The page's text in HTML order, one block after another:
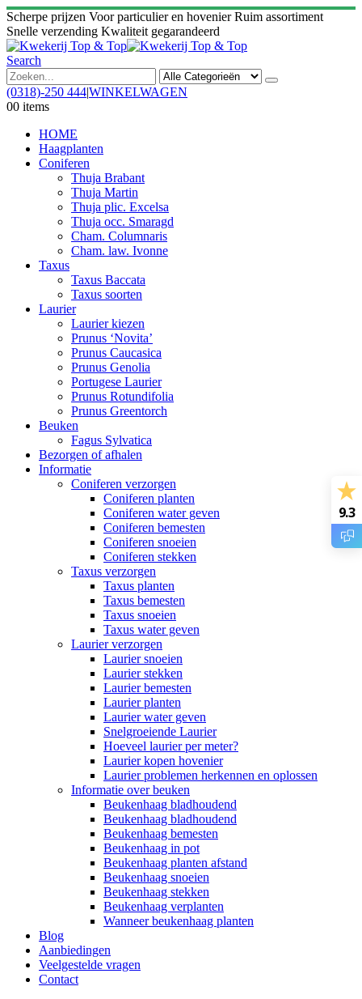
Scherpe prijzen Voor particulier en hovenierRuim assortiment
Snelle verzending Kwaliteit gegarandeerd
Search
(0318)-250 444|WINKELWAGEN
00 items
HOME
Haagplanten
Coniferen
Thuja Brabant
Thuja Martin
Thuja plic. Excelsa
Thuja occ. Smaragd
Cham. Columnaris
Cham. law. Ivonne
Taxus
Taxus Baccata
Taxus soorten
Laurier
Laurier kiezen
Prunus ‘Novita’
Prunus Caucasica
Prunus Genolia
Portugese Laurier
Prunus Rotundifolia
Prunus Greentorch
Beuken
Fagus Sylvatica
Bezorgen of afhalen
Informatie
Coniferen verzorgen
Coniferen planten
Coniferen water geven
Coniferen bemesten
Coniferen snoeien
Coniferen stekken
Taxus verzorgen
Taxus planten
Taxus bemesten
Taxus snoeien
Taxus water geven
Laurier verzorgen
Laurier snoeien
Laurier stekken
Laurier bemesten
Laurier planten
Laurier water geven
Snelgroeiende Laurier
Hoeveel laurier per meter?
Laurier kopen hovenier
Laurier problemen herkennen en oplossen
Informatie over beuken
Beukenhaag bladhoudend
Beukenhaag bladhoudend
Beukenhaag bemesten
Beukenhaag in pot
Beukenhaag planten afstand
Beukenhaag snoeien
Beukenhaag stekken
Beukenhaag verplanten
Wanneer beukenhaag planten
Blog
Aanbiedingen
Veelgestelde vragen
Contact
9.3